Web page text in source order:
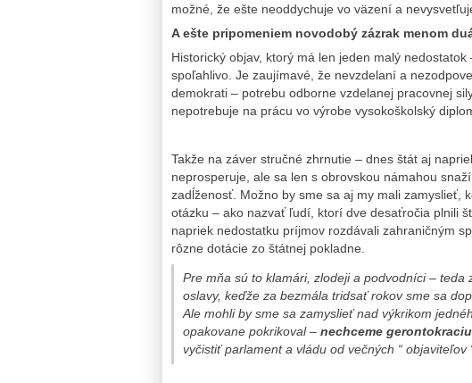
možné, že ešte neoddychuje vo väzení a
A ešte pripomeniem novodobý zázrak menom
Historický objav, ktorý má len jeden malý
spoľahlivo. Je zaujímavé, že nevzdelaní a
demokrati – potrebu odborne vzdelanej pracovnej
nepotrebuje na prácu vo výrobe vysokoškolský
Takže na záver stručné zhrnutie – dnes štát aj
neprosperuje, ale sa len s obrovskou námahou
zadĺženosť. Možno by sme sa aj my mali zamyslieť,
otázku – ako nazvať ľudí, ktorí dve desaťročia plnili
napriek nedostatku príjmov rozdávali zahraničným
rôzne dotácie zo štátnej pokladne.
Pre mňa sú to klamári, zlodeji a podvodníci – teda
oslavy, keďže za bezmála tridsať rokov sme sa
Ale mohli by sme sa zamyslieť nad výkrikom
opakovane pokrikoval – nechceme
vyčistiť parlament a vládu od večných “ objaviteľov